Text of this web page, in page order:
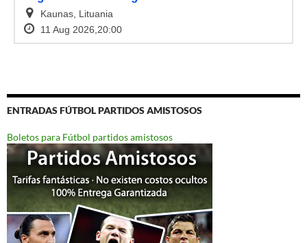
ENTRADAS FÚTBOL PARTIDOS AMISTOSOS
Boletos para Fútbol partidos amistosos